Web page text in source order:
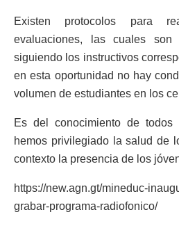
Existen protocolos para
evaluaciones, las cuales son
siguiendo los instructivos
en esta oportunidad no hay
volumen de estudiantes en los
Es del conocimiento de todos
hemos privilegiado la salud de
contexto la presencia de los
https://new.agn.gt/mineduc-
grabar-programa-radiofonico/